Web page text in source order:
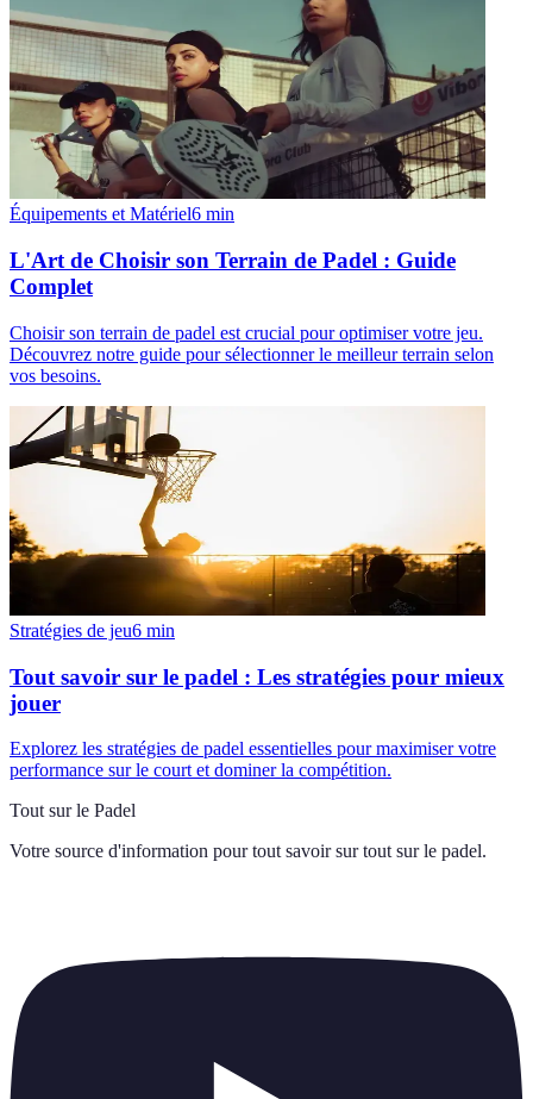
Équipements et Matériel6 min
L'Art de Choisir son Terrain de Padel : Guide
Complet
Choisir son terrain de padel est crucial pour optimiser votre jeu.
Découvrez notre guide pour sélectionner le meilleur terrain selon
vos besoins.
Stratégies de jeu6 min
Tout savoir sur le padel : Les stratégies pour mieux
jouer
Explorez les stratégies de padel essentielles pour maximiser votre
performance sur le court et dominer la compétition.
Tout sur le Padel
Votre source d'information pour tout savoir sur tout sur le padel.